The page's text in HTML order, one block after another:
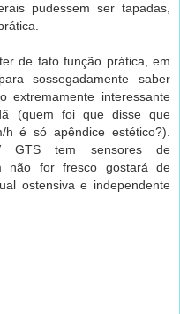
pudessem ser tapadas,
de fato função prática, em
sossegadamente saber
interessante
(quem foi que disse que
é só apêndice estético?).
tem sensores de
não for fresco gostará de
ostensiva e independente